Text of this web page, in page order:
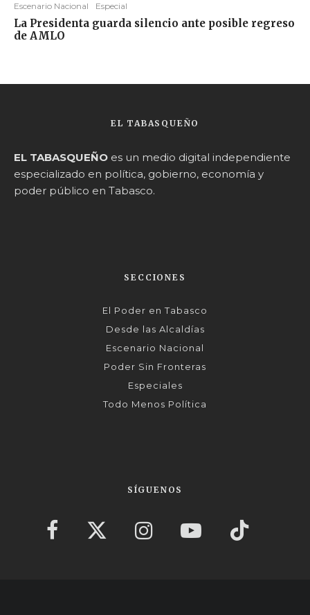
Escenario Nacional Especial
La Presidenta guarda silencio ante posible regreso
de AMLO
EL TABASQUEÑO
EL TABASQUEÑO es un medio digital independiente
especializado en política, gobierno, economía y
poder público en Tabasco.
SECCIONES
El Poder en Tabasco
Desde las Alcaldías
Escenario Nacional
Poder Sin Fronteras
Especiales
Todo Menos Política
SÍGUENOS